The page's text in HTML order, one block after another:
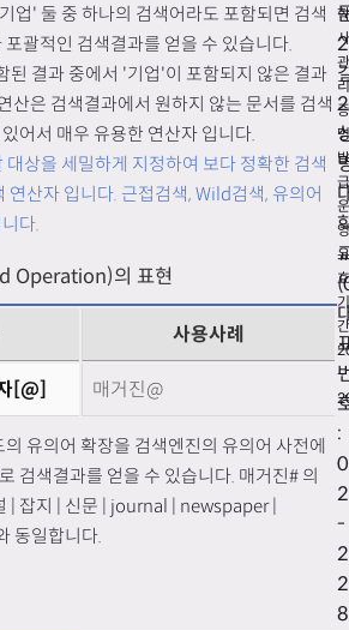
업' 둘 중 하나의 검색어라도 포함되면 검색
괄적인 검색결과를 얻을 수 있습니다.
된 결과 중에서 '기업'이 포함되지 않은 결과
산은 검색결과에서 원하지 않는 문서를 검색
어서 매우 유용한 연산자 입니다.
상을 세밀하게 지정하여 보다 정확한 검색
연산자 입니다. 근접검색, Wild검색, 유의어
다.
Operation)의 표현
사용사례
[@] 매거진@
유의어 확장을 검색엔진의 유의어 사전에
검색결과를 얻을 수 있습니다. 매거진# 의
| 잡지 | 신문 | journal | newspaper |
동일합니다.
2
:
0
2
-
2
2
8
학
사
관
증
명
발
운
영
유
효
기
~